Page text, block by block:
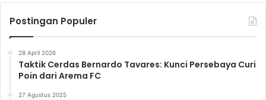
Postingan Populer
28 April 2026
Taktik Cerdas Bernardo Tavares: Kunci Persebaya Curi
Poin dari Arema FC
27 Agustus 2025